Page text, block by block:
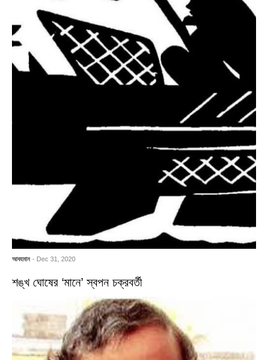
আবহমান - Dec 31, 2020
শঙ্খ ঘোষের ‘মানে’ স্বপন চক্রবর্তী